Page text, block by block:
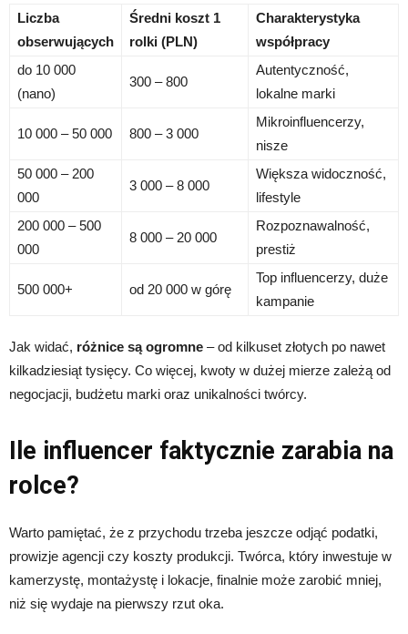
Liczba
obserwujących
Średni koszt 1
rolki (PLN)
Charakterystyka
współpracy
do 10 000
(nano)
300 – 800
Autentyczność,
lokalne marki
10 000 – 50 000 800 – 3 000
Mikroinfluencerzy,
nisze
50 000 – 200
000
3 000 – 8 000
Większa widoczność,
lifestyle
200 000 – 500
000
8 000 – 20 000
Rozpoznawalność,
prestiż
500 000+ od 20 000 w górę
Top influencerzy, duże
kampanie
Jak widać, różnice są ogromne – od kilkuset złotych po nawet
kilkadziesiąt tysięcy. Co więcej, kwoty w dużej mierze zależą od
negocjacji, budżetu marki oraz unikalności twórcy.
Ile influencer faktycznie zarabia na
rolce?
Warto pamiętać, że z przychodu trzeba jeszcze odjąć podatki,
prowizje agencji czy koszty produkcji. Twórca, który inwestuje w
kamerzystę, montażystę i lokacje, finalnie może zarobić mniej,
niż się wydaje na pierwszy rzut oka.